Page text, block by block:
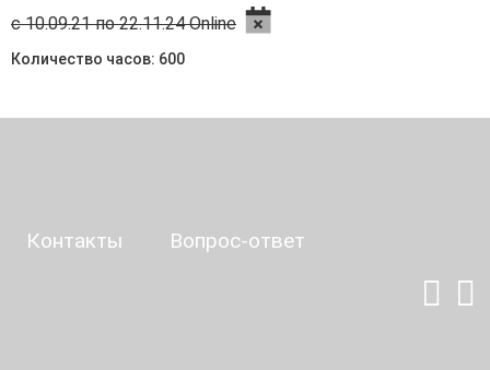
с 10.09.21 по 22.11.24 Online
Количество часов: 600
Контакты Вопрос-ответ